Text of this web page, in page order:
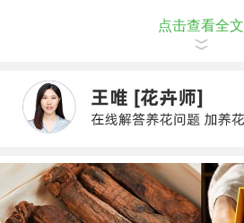
点击查看全文